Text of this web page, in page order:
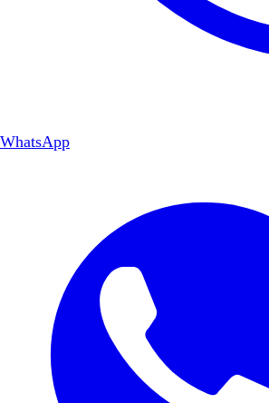
WhatsApp